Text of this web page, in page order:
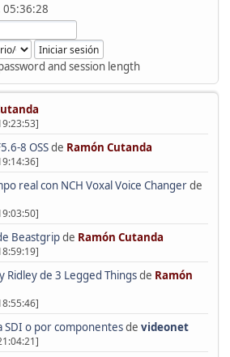
05:36:28
and session length
8 OSSde Ramón Cutanda
real con NCH Voxal Voice Changerde
Beastgripde Ramón Cutanda
Ridley de 3 Legged Thingsde Ramón
SDI o por componentesde videonet